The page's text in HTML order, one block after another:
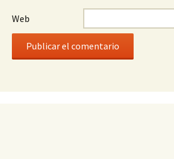
Web